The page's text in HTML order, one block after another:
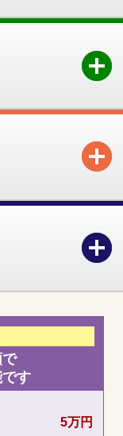
す
5万円